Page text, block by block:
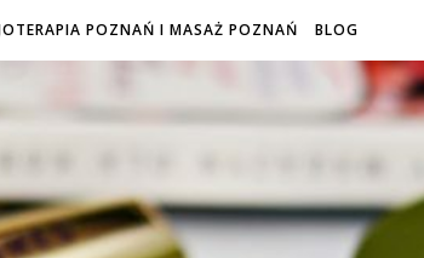
POZNAŃ I MASAŻ POZNAŃ BLOG